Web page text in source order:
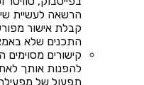
הרשאה לעשיית
קבלת אישור
התכנים שלא
קישורים מסוימים
להפנות אותך
תפעול של